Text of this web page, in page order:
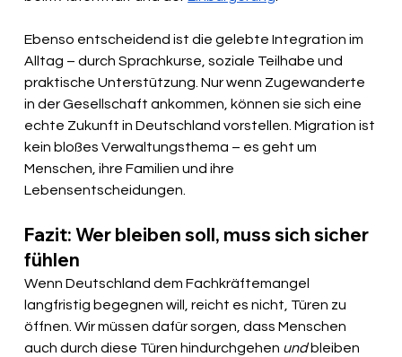
Ebenso entscheidend ist die gelebte Integration im
Alltag – durch Sprachkurse, soziale Teilhabe und
praktische Unterstützung. Nur wenn Zugewanderte
in der Gesellschaft ankommen, können sie sich eine
echte Zukunft in Deutschland vorstellen. Migration ist
kein bloßes Verwaltungsthema – es geht um
Menschen, ihre Familien und ihre
Lebensentscheidungen.
Fazit: Wer bleiben soll, muss sich sicher
fühlen
Wenn Deutschland dem Fachkräftemangel
langfristig begegnen will, reicht es nicht, Türen zu
öffnen. Wir müssen dafür sorgen, dass Menschen
auch durch diese Türen hindurchgehen und bleiben